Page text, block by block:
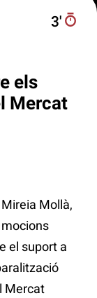
3′
els
Mercat
Mollà,
el suport a
Mercat